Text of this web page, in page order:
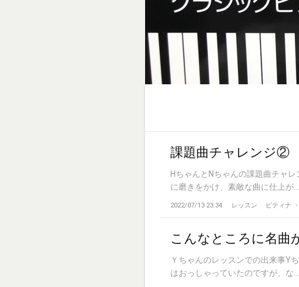
課題曲チャレンジ②
HちゃんとNちゃんの課題曲チャ
に磨きをかけ、素敵な曲に仕上が...
2022/07/13 23:34 レッスン ピティナ
こんなところに名曲
Ｙちゃんのレッスンでの出来事Y
はおっしゃっていたのですが、な...